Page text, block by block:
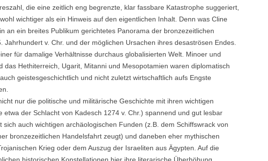
die eine zeitlich eng begrenzte, klar fassbare Katastrophe suggeriert,
wichtiger als ein Hinweis auf den eigentlichen Inhalt. Denn was Cline
an ein breites Publikum gerichtetes Panorama der bronzezeitlichen
Jahrhundert v. Chr. und der möglichen Ursachen ihres desaströsen Endes.
für damalige Verhältnisse durchaus globalisierten Welt. Minoer und
das Hethiterreich, Ugarit, Mitanni und Mesopotamien waren diplomatisch
geistesgeschichtlich und nicht zuletzt wirtschaftlich aufs Engste
nur die politische und militärische Geschichte mit ihren wichtigen
etwa der Schlacht von Kadesch 1274 v. Chr.) spannend und gut lesbar
sich auch wichtigen archäologischen Funden (z.B. dem Schiffswrack von
bronzezeitlichen Handelsfahrt zeugt) und daneben eher mythischen
Krieg oder dem Auszug der Israeliten aus Ägypten. Auf die